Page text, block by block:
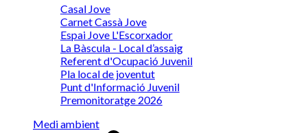
Casal Jove
Carnet Cassà Jove
Espai Jove L'Escorxador
La Bàscula - Local d’assaig
Referent d'Ocupació Juvenil
Pla local de joventut
Punt d'Informació Juvenil
Premonitoratge 2026
Medi ambient